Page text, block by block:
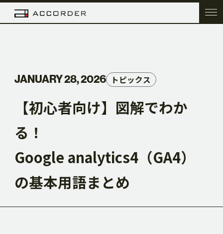
COMPANY
SERVICE
WORK
ACC BLOG
JANUARY 28, 2026 トピックス
【初心者向け】図解でわか
る！
Google analytics4（GA4）
の基本用語まとめ